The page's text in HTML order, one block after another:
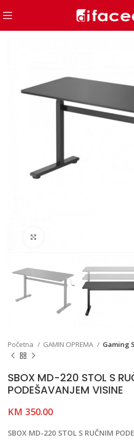
Početna GAMIN OPREMA Gaming
SBOX MD-220 STOL S
PODEŠAVANJEM VISINE
KM 350.00
SBOX MD-220 STOL S RUČNIM